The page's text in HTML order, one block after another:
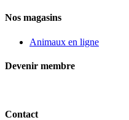
Nos magasins
Animaux en ligne
Devenir membre
Contact